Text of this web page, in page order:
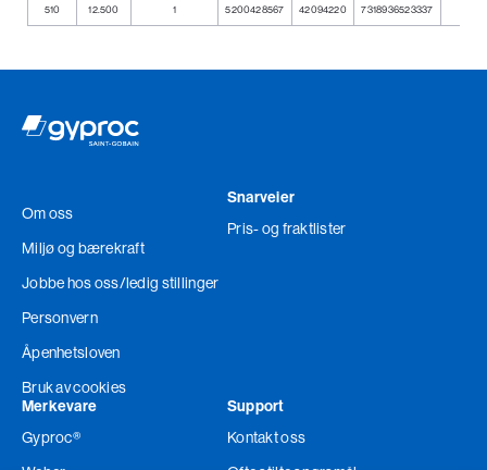
510 12.500 1 5200428567 42094220 7318936523337
Om oss
Miljø og bærekraft
Jobbe hos oss/ledig stillinger
Personvern
Åpenhetsloven
Bruk av cookies
Snarveier
Pris- og fraktlister
Merkevare
Gyproc®
Support
Kontakt oss